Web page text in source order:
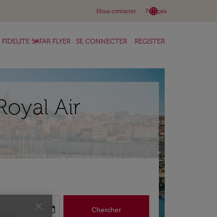
Nous contacter language
Français
keyboard_arrow_down
FIDELITE SAFAR FLYER
keyboard_arrow_down SE CONNECTER REGISTER
Air
return-date-aria-label
today Chercher